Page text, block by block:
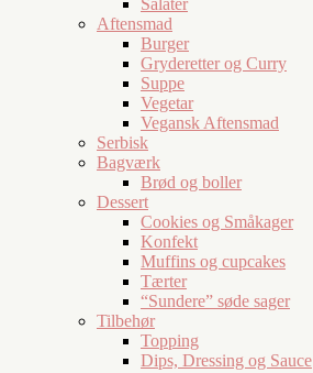
Aftensmad
Burger
Gryderetter og Curry
Suppe
Vegetar
Vegansk Aftensmad
Serbisk
Bagværk
Brød og boller
Dessert
Cookies og Småkager
Konfekt
Muffins og cupcakes
Tærter
“Sundere” søde sager
Tilbehør
Topping
Dips, Dressing og Sauce